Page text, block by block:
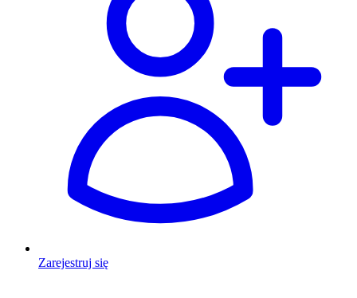
Zarejestruj się